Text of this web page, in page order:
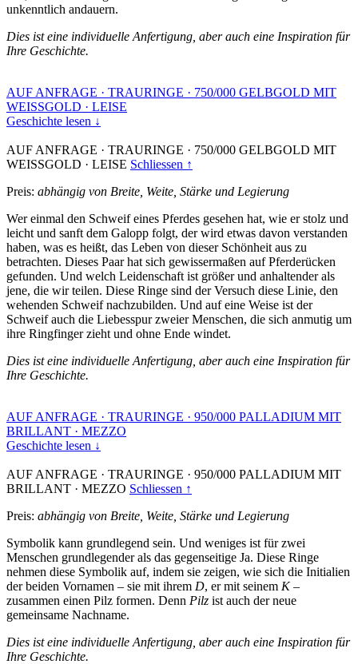
unkenntlich andauern.
Dies ist eine individuelle Anfertigung, aber auch eine Inspiration für
Ihre Geschichte.
AUF ANFRAGE · TRAURINGE · 750/000 GELBGOLD MIT
WEISSGOLD · LEISE
Geschichte lesen ↓
AUF ANFRAGE · TRAURINGE · 750/000 GELBGOLD MIT
WEISSGOLD · LEISE Schliessen ↑
Preis: abhängig von Breite, Weite, Stärke und Legierung
Wer einmal den Schweif eines Pferdes gesehen hat, wie er stolz und
leicht und sanft dem Galopp folgt, der wird etwas davon verstanden
haben, was es heißt, das Leben von dieser Schönheit aus zu
betrachten. Dieses Paar hat sich gewissermaßen auf Pferderücken
gefunden. Und welch Leidenschaft ist größer und anhaltender als
jene, die wir teilen. Diese Ringe sind der Versuch diese Linie, den
wehenden Schweif nachzubilden. Und auf eine Weise ist der
Schweif auch die Liebesspur zweier Menschen, die sich anmutig um
ihre Ringfinger zieht und ohne Ende windet.
Dies ist eine individuelle Anfertigung, aber auch eine Inspiration für
Ihre Geschichte.
AUF ANFRAGE · TRAURINGE · 950/000 PALLADIUM MIT
BRILLANT · MEZZO
Geschichte lesen ↓
AUF ANFRAGE · TRAURINGE · 950/000 PALLADIUM MIT
BRILLANT · MEZZO Schliessen ↑
Preis: abhängig von Breite, Weite, Stärke und Legierung
Symbolik kann grundlegend sein. Und weniges ist für zwei
Menschen grundlegender als das gegenseitige Ja. Diese Ringe
nehmen diese Symbolik auf, indem sie zeigen, wie sich die Initialien
der beiden Vornamen – sie mit ihrem D, er mit seinem K–
zusammen einen Pilz formen. Denn Pilz ist auch der neue
gemeinsame Nachname.
Dies ist eine individuelle Anfertigung, aber auch eine Inspiration für
Ihre Geschichte.